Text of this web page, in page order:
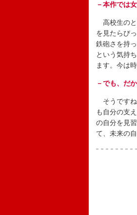
－本作では
高校生のと
を見たらび
鉄砲さを持
という気持
ます。今は
－でも、だ
そうですね
も自分の支
の自分を見
て、未来の